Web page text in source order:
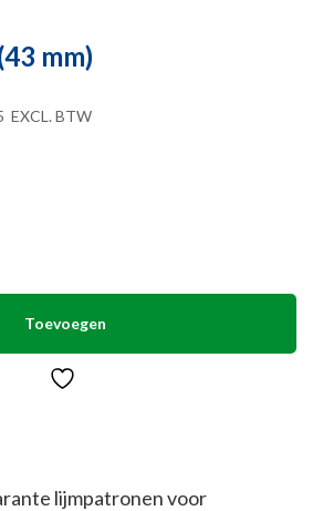
mm)
EXCL. BTW
Toevoegen
lijmpatronen voor